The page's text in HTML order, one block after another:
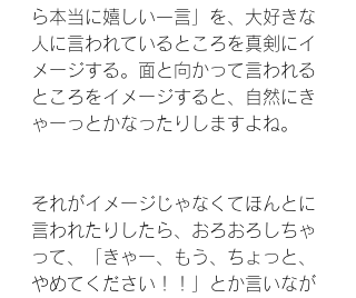
ら本当に嬉しい一言」を、大好きな
人に言われているところを真剣にイ
メージする。面と向かって言われる
ところをイメージすると、自然にき
ゃーっとかなったりしますよね。
それがイメージじゃなくてほんとに
言われたりしたら、おろおろしちゃ
って、「きゃー、もう、ちょっと、
やめてください！！」とか言いなが